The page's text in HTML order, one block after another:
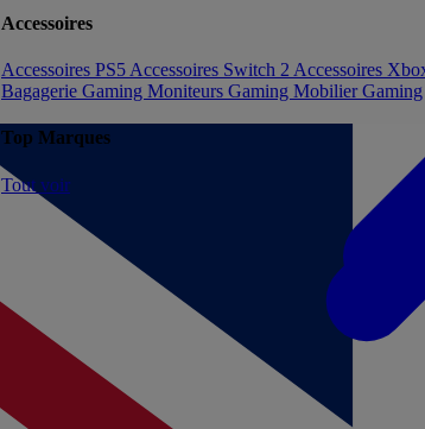
Accessoires
Accessoires PS5 Accessoires Switch 2 Accessoires
Bagagerie Gaming Moniteurs Gaming Mobilier Gaming
Top Marques
Tout voir